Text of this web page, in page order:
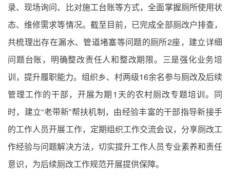
录、现场询问、比对施工台账等方式，全面掌握厕所使用状
态、维修需求等情况。截至目前，已完成全部厕改户排查，
共梳理出存在漏水、管道堵塞等问题的厕所2座，建立详细
问题台账，明确整改责任人和整改期限。三是强化业务培
训，提升履职能力。组织乡、村两级16余名参与厕改及后续
管理工作的干部，开展为期1天的农村厕改专题培训。同
时，建立“老带新”帮扶机制，由经验丰富的干部指导新接手
的工作人员开展工作，定期组织工作交流会议，分享厕改工
作经验与问题解决方法，切实提升工作人员专业素养和责任
意识，为后续厕改工作规范开展提供保障。